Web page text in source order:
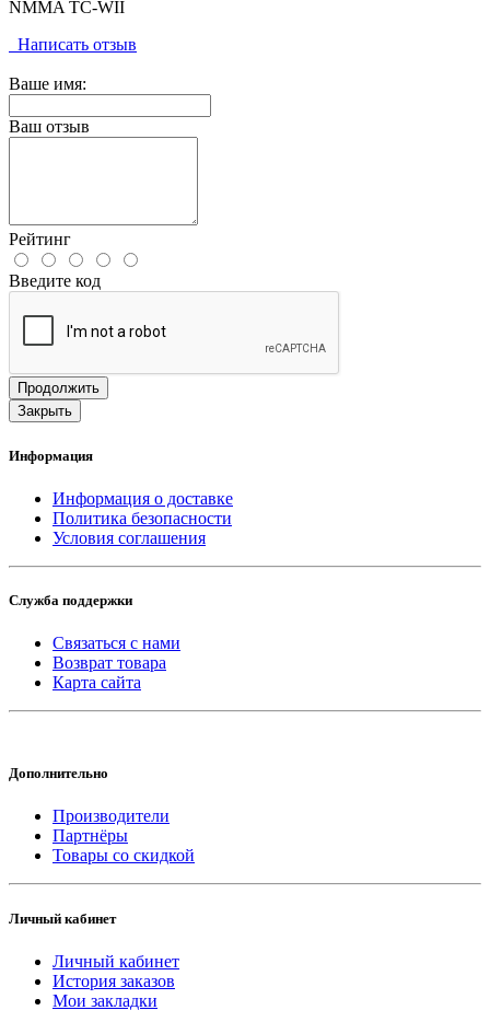
NMMA TC-WII
Написать отзыв
Ваше имя:
Ваш отзыв
Рейтинг
Введите код
Продолжить
Закрыть
Информация
Информация о доставке
Политика безопасности
Условия соглашения
Служба поддержки
Связаться с нами
Возврат товара
Карта сайта
Дополнительно
Производители
Партнёры
Товары со скидкой
Личный кабинет
Личный кабинет
История заказов
Мои закладки